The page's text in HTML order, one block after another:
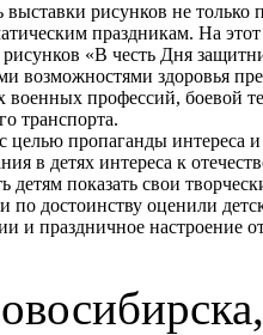
рисунков не
праздникам. На этот
«В честь Дня
возможностями здоровья
военных профессий, боевой
транспорта.
целью пропаганды интереса
в детях интереса к
детям показать свои
по достоинству оценили
и праздничное настроение